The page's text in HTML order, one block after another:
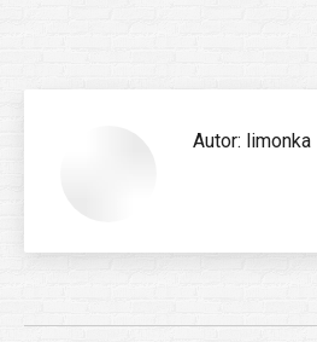
Autor: limonka